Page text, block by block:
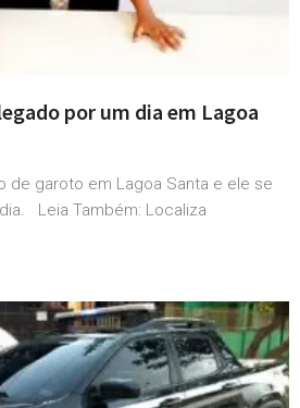
por um dia em Lagoa
de garoto em Lagoa Santa e ele se
Leia Também: Localiza